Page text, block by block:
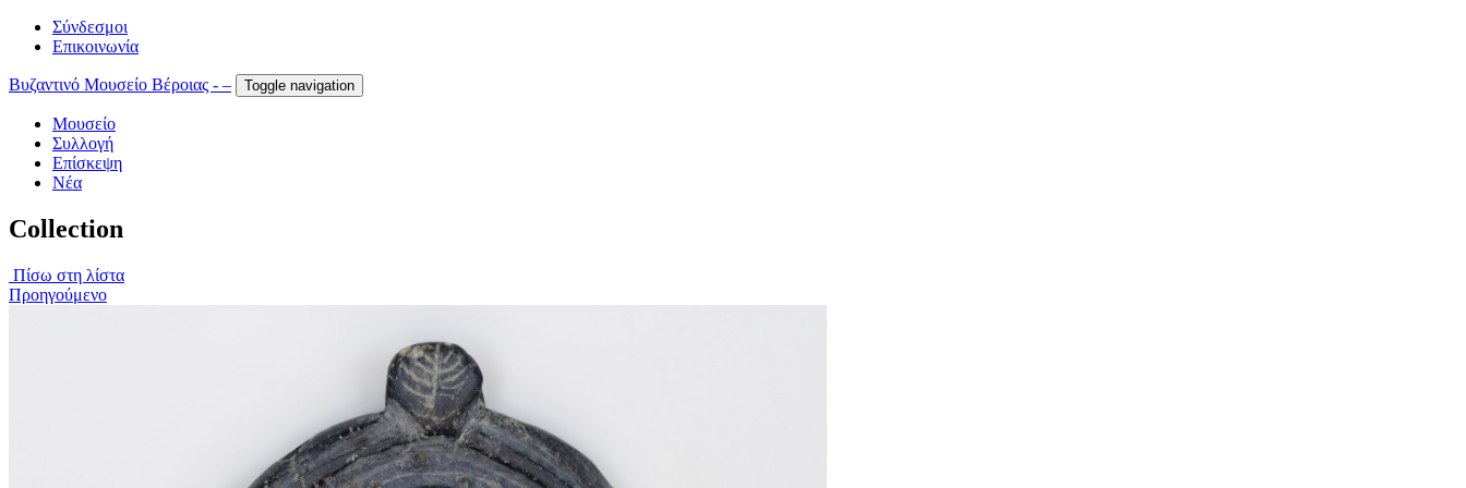
Σύνδεσμοι
Επικοινωνία
Βυζαντινό Μουσείο Βέροιας - – Toggle navigation
Μουσείο
Συλλογή
Επίσκεψη
Νέα
Collection
Πίσω στη λίστα
Προηγούμενο